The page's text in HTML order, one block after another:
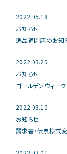
2022.05.18
お知らせ
逸品道閉店のお知
2022.03.29
お知らせ
ゴールデンウィー
2022.03.10
お知らせ
請求書・伝票様式